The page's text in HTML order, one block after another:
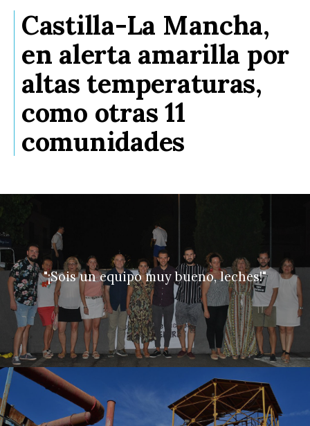
Castilla-La Mancha,
en alerta amarilla por
altas temperaturas,
como otras 11
comunidades
"¡Sois un equipo muy bueno, leches!"